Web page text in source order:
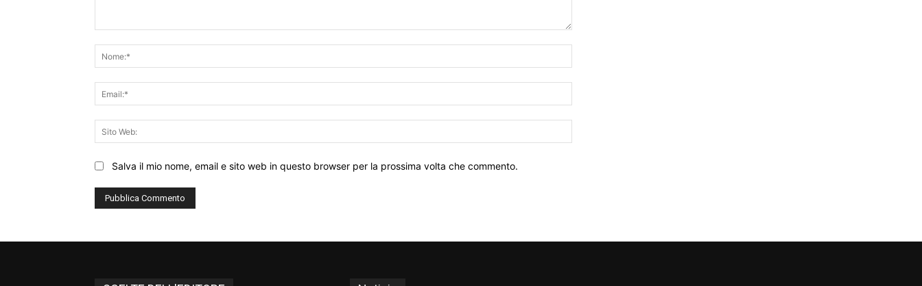
Web:
Salva il mio nome, email e sito web in questo browser per la prossima volta che commento.